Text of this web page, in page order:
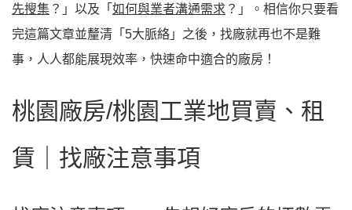
先搜集 ？」以及「 如何與業者溝通需求 ？」。相信你只要看
完這篇文章並釐清「5大脈絡」之後，找廠就再也不是難
事，人人都能展現效率，快速命中適合的廠房！
桃園廠房/桃園工業地買賣、租
賃｜找廠注意事項